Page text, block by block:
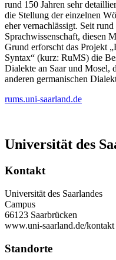
rund 150 Jahren sehr
die Stellung der einzelnen
eher vernachlässigt. Seit
Sprachwissenschaft, diesen
Grund erforscht das Projekt
Syntax“ (kurz: RuMS) die
Dialekte an Saar und Mosel,
anderen germanischen
rums.uni-saarland.de
Universität des
Kontakt
Universität des Saarlandes
Campus
66123 Saarbrücken
www.uni-saarland.de/kontakt
Standorte